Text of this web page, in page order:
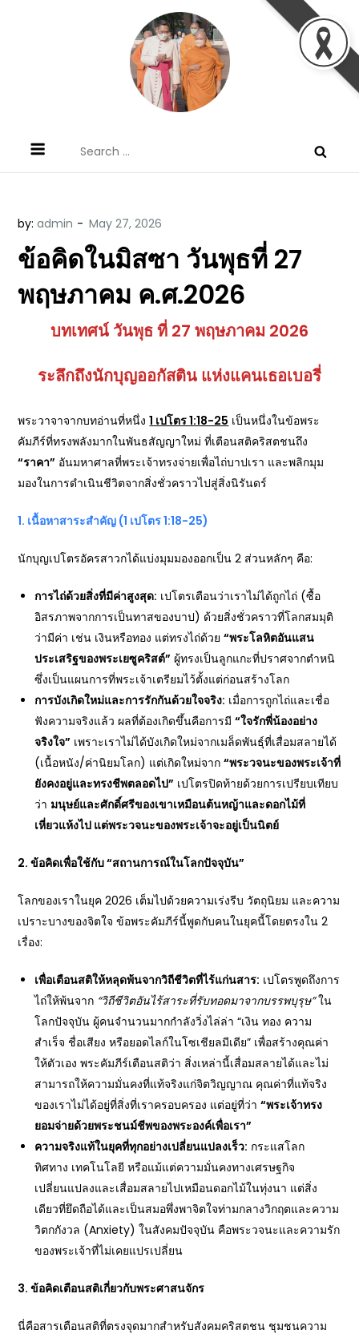
ประทานพระพรแก่พวกท่านท้งหลายเทอญ
for:
by:admin
ข้อคิดในมิสซา วันพุธที่ 27
พฤษภาคม ค.ศ.2026
บทเทศน์ วันพุธ ที่ 27 พฤษภาคม 2026
ระลึกถึงนักบุญออกัสติน แห่งแคนเธอเบอรี่
พระวาจาจากบทอ่านที่หนึ่ง1 เปโตร 1:18-25 เป็นหนึ่งในข้อพระ
คัมภีร์ที่ทรงพลังมากในพันธสัญญาใหม่ ที่เตือนสติคริสตชนถึง
“ราคา” อันมหาศาลที่พระเจ้าทรงจ่ายเพื่อไถ่บาปเรา และพลิกมุม
มองในการดำเนินชีวิตจากสิ่งชั่วคราวไปสู่สิ่งนิรันดร์
1. เนื้อหาสาระสำคัญ (1 เปโตร 1:18-25)
นักบุญเปโตรอัครสาวกได้แบ่งมุมมองออกเป็น 2 ส่วนหลักๆ คือ:
การไถ่ด้วยสิ่งที่มีค่าสูงสุด: เปโตรเตือนว่าเราไม่ได้ถูกไถ่ (ซื้อ
อิสรภาพจากการเป็นทาสของบาป) ด้วยสิ่งชั่วคราวที่โลกสมมุติ
ว่ามีค่า เช่น เงินหรือทอง แต่ทรงไถ่ด้วย“พระโลหิตอันแสน
ประเสริฐของพระเยซูคริสต์” ผู้ทรงเป็นลูกแกะที่ปราศจากตำหนิ
ซึ่งเป็นแผนการที่พระเจ้าเตรียมไว้ตั้งแต่ก่อนสร้างโลก
การบังเกิดใหม่และการรักกันด้วยใจจริง: เมื่อการถูกไถ่และเชื่อ
ฟังความจริงแล้ว ผลที่ต้องเกิดขึ้นคือการมี“ใจรักพี่น้องอย่าง
จริงใจ” เพราะเราไม่ได้บังเกิดใหม่จากเมล็ดพันธุ์ที่เสื่อมสลายได้
(เนื้อหนัง/ค่านิยมโลก) แต่เกิดใหม่จาก“พระวจนะของพระเจ้าที่
ยังคงอยู่และทรงชีพตลอดไป” เปโตรปิดท้ายด้วยการเปรียบเทียบ
ว่า มนุษย์และศักดิ์ศรีของเขาเหมือนต้นหญ้าและดอกไม้ที่
เหี่ยวแห้งไป แต่พระวจนะของพระเจ้าจะอยู่เป็นนิตย์
2. ข้อคิดเพื่อใช้กับ “สถานการณ์ในโลกปัจจุบัน”
โลกของเราในยุค 2026 เต็มไปด้วยความเร่งรีบ วัตถุนิยม และความ
เปราะบางของจิตใจ ข้อพระคัมภีร์นี้พูดกับคนในยุคนี้โดยตรงใน 2
เรื่อง:
เพื่อเตือนสติให้หลุดพ้นจากวิถีชีวิตที่ไร้แก่นสาร: เปโตรพูดถึงการ
ไถ่ให้พ้นจาก “วิถีชีวิตอันไร้สาระที่รับทอดมาจากบรรพบุรุษ”ใน
โลกปัจจุบัน ผู้คนจำนวนมากกำลังวิ่งไล่ล่า “เงิน ทอง ความ
สำเร็จ ชื่อเสียง หรือยอดไลก์ในโซเชียลมีเดีย” เพื่อสร้างคุณค่า
ให้ตัวเอง พระคัมภีร์เตือนสติว่า สิ่งเหล่านี้เสื่อมสลายได้และไม่
สามารถให้ความมั่นคงที่แท้จริงแก่จิตวิญญาณ คุณค่าที่แท้จริง
ของเราไม่ได้อยู่ที่สิ่งที่เราครอบครอง แต่อยู่ที่ว่า“พระเจ้าทรง
ยอมจ่ายด้วยพระชนม์ชีพของพระองค์เพื่อเรา”
ความจริงแท้ในยุคที่ทุกอย่างเปลี่ยนแปลงเร็ว: กระแสโลก
ทิศทาง เทคโนโลยี หรือแม้แต่ความมั่นคงทางเศรษฐกิจ
เปลี่ยนแปลงและเสื่อมสลายไปเหมือนดอกไม้ในทุ่งนา แต่สิ่ง
เดียวที่ยึดถือได้และเป็นสมอพึ่งพาจิตใจท่ามกลางวิกฤตและความ
วิตกกังวล (Anxiety) ในสังคมปัจจุบัน คือพระวจนะและความรัก
ของพระเจ้าที่ไม่เคยแปรเปลี่ยน
3. ข้อคิดเตือนสติเกี่ยวกับพระศาสนจักร
นี่คือสารเตือนสติที่ตรงจุดมากสำหรับสังคมคริสตชน ชุมชนความ